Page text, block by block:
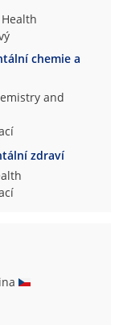
chemie a
and
zdraví